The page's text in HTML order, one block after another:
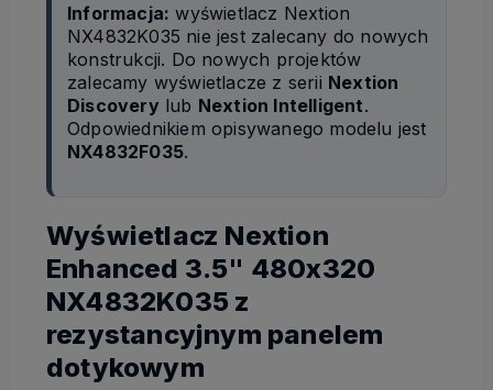
Informacja: wyświetlacz Nextion
NX4832K035 nie jest zalecany do nowych
konstrukcji. Do nowych projektów
zalecamy wyświetlacze z serii Nextion
Discoverylub Nextion Intelligent.
Odpowiednikiem opisywanego modelu jest
NX4832F035.
Wyświetlacz Nextion
Enhanced 3.5" 480x320
NX4832K035 z
rezystancyjnym panelem
dotykowym